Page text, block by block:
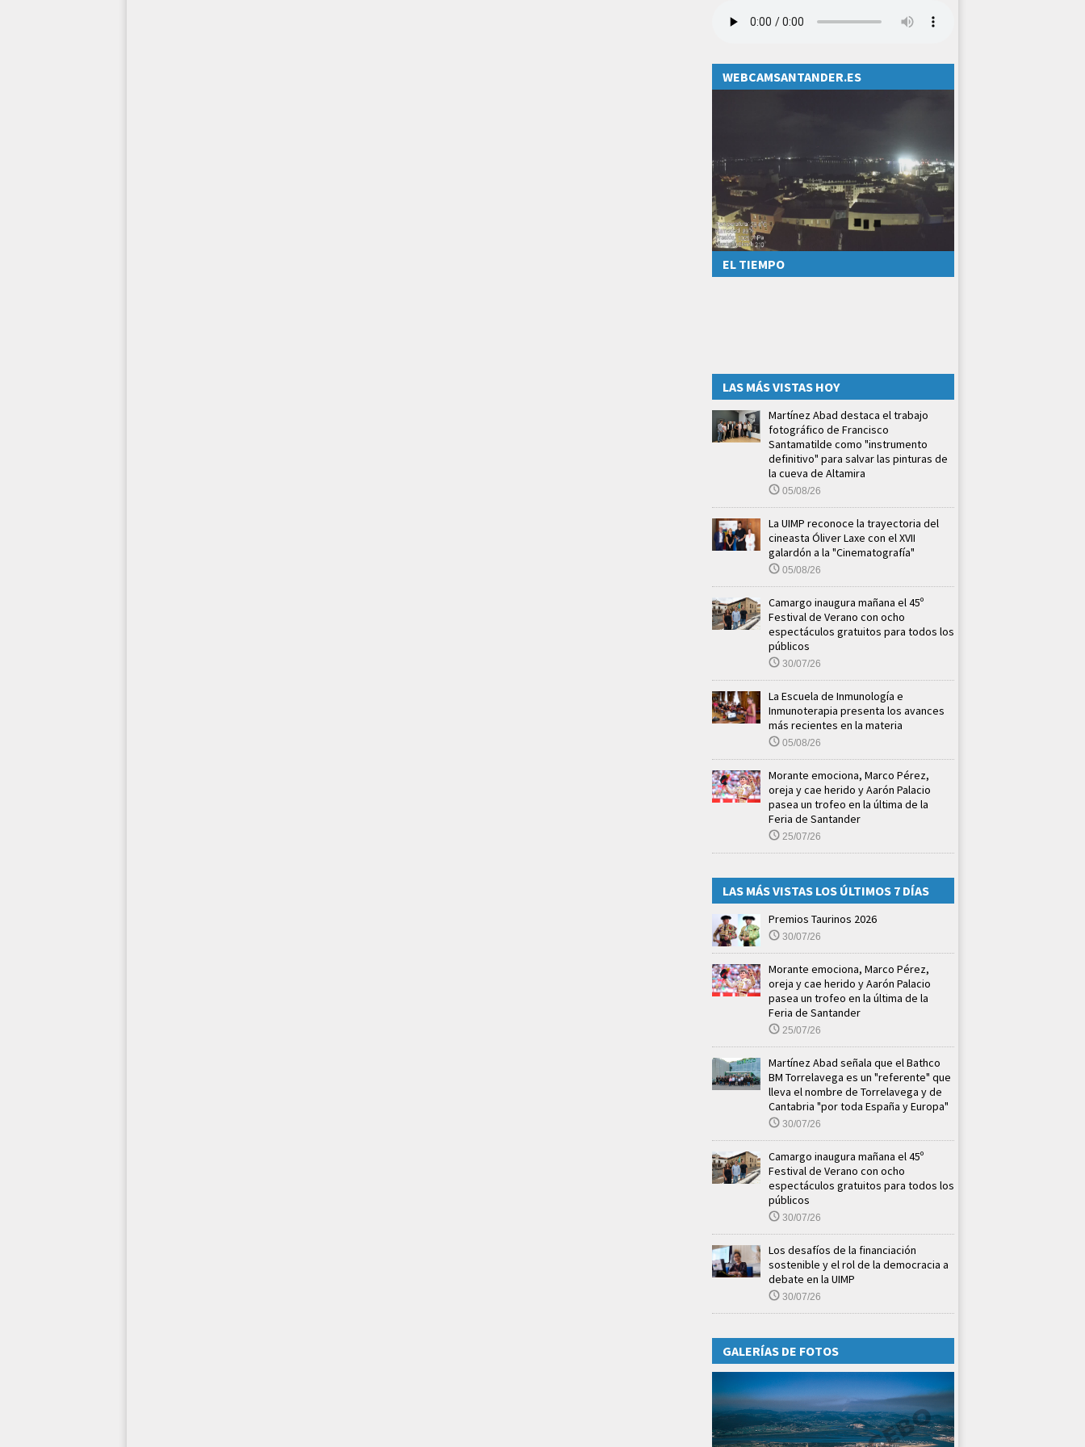
WEBCAMSANTANDER.ES
EL TIEMPO
LAS MÁS VISTAS HOY
Martínez Abad destaca el trabajo
fotográfico de Francisco
Santamatilde como "instrumento
definitivo" para salvar las pinturas de
la cueva de Altamira
05/08/26
La UIMP reconoce la trayectoria del
cineasta Óliver Laxe con el XVII
galardón a la "Cinematografía"
05/08/26
Camargo inaugura mañana el 45º
Festival de Verano con ocho
espectáculos gratuitos para todos los
públicos
30/07/26
La Escuela de Inmunología e
Inmunoterapia presenta los avances
más recientes en la materia
05/08/26
Morante emociona, Marco Pérez,
oreja y cae herido y Aarón Palacio
pasea un trofeo en la última de la
Feria de Santander
25/07/26
LAS MÁS VISTAS LOS ÚLTIMOS 7 DÍAS
Premios Taurinos 2026
30/07/26
Morante emociona, Marco Pérez,
oreja y cae herido y Aarón Palacio
pasea un trofeo en la última de la
Feria de Santander
25/07/26
Martínez Abad señala que el Bathco
BM Torrelavega es un "referente" que
lleva el nombre de Torrelavega y de
Cantabria "por toda España y Europa"
30/07/26
Camargo inaugura mañana el 45º
Festival de Verano con ocho
espectáculos gratuitos para todos los
públicos
30/07/26
Los desafíos de la financiación
sostenible y el rol de la democracia a
debate en la UIMP
30/07/26
GALERÍAS DE FOTOS